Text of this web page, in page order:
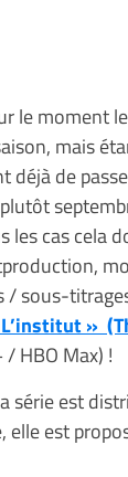
le moment
mais
déjà de
les cas cela
/ sous-
»
HBO Max) !
série est
elle est